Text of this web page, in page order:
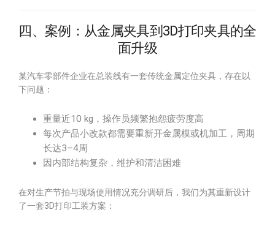
四、案例：从金属夹具到3D打印夹具的全
面升级
某汽车零部件企业在总装线有一套传统金属定位夹具，存在以
下问题：
重量近10 kg，操作员频繁抱怨疲劳度高
每次产品小改款都需要重新开金属模或机加工，周期
长达3–4周
因内部结构复杂，维护和清洁困难
在对生产节拍与现场使用情况充分调研后，我们为其重新设计
了一套3D打印工装方案：